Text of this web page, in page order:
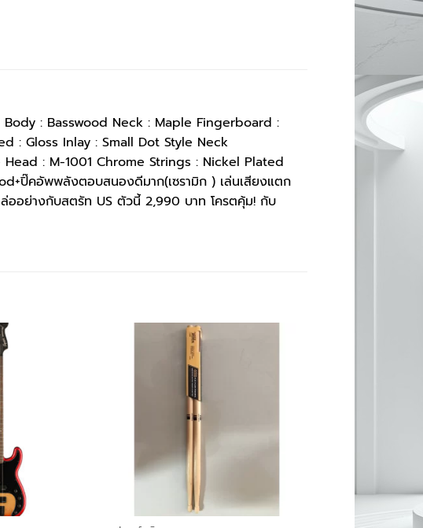
: Basswood Neck : Maple Fingerboard :
: Gloss Inlay : Small Dot Style Neck
: M-1001 Chrome Strings : Nickel Plated
ปิ๊คอัพพลังตอบสนองดีมาก(เซรามิก ) เล่นเสียงแตก
ล่ออย่างกับสตรัท US ตัวนี้ 2,990 บาท โครตคุ้ม! กับ